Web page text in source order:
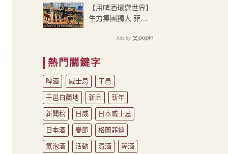
【用啤酒環遊世界】
生力集團獨大 菲律
Ads by
熱門關鍵字
啤酒 威士忌 干邑
干邑白蘭地 新品 新年
新聞稿 日威 日本威士忌
日本酒 春節 格蘭菲迪
氣泡酒 活動 清酒 琴酒